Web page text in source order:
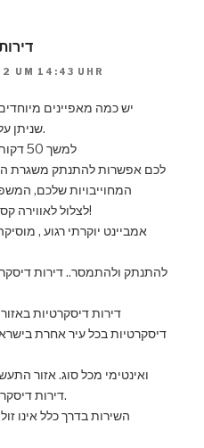
UM 14:43 UHR
יש כמה מאפיינים
שניתן על ידי נערות ליווי בחולון.
למשך 50 דקות (ולעתים גם יותר), יש
לכם אפשרות להתנתק משגרת
המחוייבויות שלכם,
לצלול לאווירה קסומה, מרגיעה ומלטפת!
אמביינט יוקרתי רגוע ,
להתנתק ולהתמסר.. דירות
דירות דיסקרטיות
דיסקרטיות בכל עיר אחרת
ואינטימי מכל סוג. אזור
דירות דיסקרטיות, חדרים לפי שעה.
השירות בדרך כלל אינו